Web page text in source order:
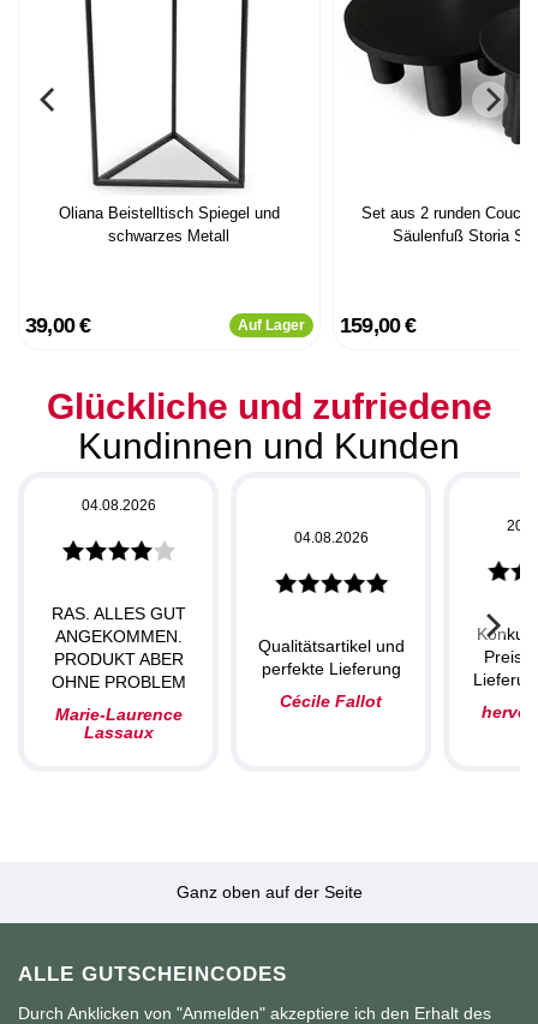
Oliana Beistelltisch Spiegel und
schwarzes Metall
39,00 € Auf Lager
Set aus 2 runden
Säulenfuß Storia
159,00 €
Glückliche und zufriedene
Kundinnen und Kunden
04.08.2026
RAS. ALLES GUT
ANGEKOMMEN.
PRODUKT ABER
OHNE PROBLEM
Marie-Laurence
Lassaux
04.08.2026
Qualitätsartikel und
perfekte Lieferung
Cécile Fallot
herve
Ganz oben auf der Seite
ALLE GUTSCHEINCODES
Durch Anklicken von "Anmelden" akzeptiere ich den Erhalt des